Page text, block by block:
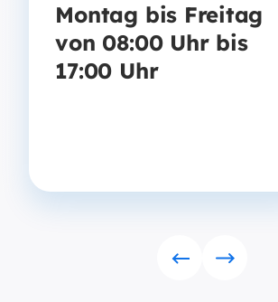
Montag bis Freitag
von 08:00 Uhr bis
17:00 Uhr
RückwärtsVorwärts